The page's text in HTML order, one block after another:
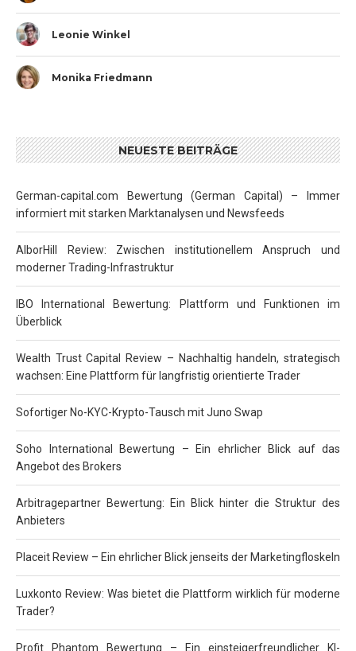
Leonie Winkel
Monika Friedmann
NEUESTE BEITRÄGE
German-capital.com Bewertung (German Capital) – Immer
informiert mit starken Marktanalysen und Newsfeeds
AlborHill Review: Zwischen institutionellem Anspruch und
moderner Trading-Infrastruktur
IBO International Bewertung: Plattform und Funktionen im
Überblick
Wealth Trust Capital Review – Nachhaltig handeln, strategisch
wachsen: Eine Plattform für langfristig orientierte Trader
Sofortiger No-KYC-Krypto-Tausch mit Juno Swap
Soho International Bewertung – Ein ehrlicher Blick auf das
Angebot des Brokers
Arbitragepartner Bewertung: Ein Blick hinter die Struktur des
Anbieters
Placeit Review – Ein ehrlicher Blick jenseits der Marketingfloskeln
Luxkonto Review: Was bietet die Plattform wirklich für moderne
Trader?
Profit Phantom Bewertung – Ein einsteigerfreundlicher KI-